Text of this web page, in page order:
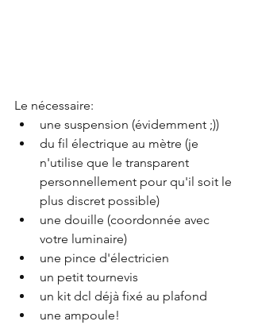
Le nécessaire:
une suspension (évidemment ;))
du fil électrique au mètre (je
n'utilise que le transparent
personnellement pour qu'il soit le
plus discret possible)
une douille (coordonnée avec
votre luminaire)
une pince d'électricien
un petit tournevis
un kit dcl déjà fixé au plafond
une ampoule!